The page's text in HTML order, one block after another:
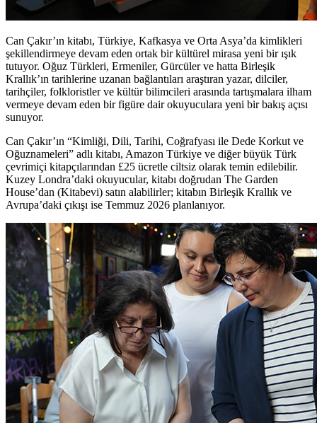
Can Çakır’ın kitabı, Türkiye, Kafkasya ve Orta Asya’da kimlikleri
şekillendirmeye devam eden ortak bir kültürel mirasa yeni bir ışık
tutuyor. Oğuz Türkleri, Ermeniler, Gürcüler ve hatta Birleşik
Krallık’ın tarihlerine uzanan bağlantıları araştıran yazar, dilciler,
tarihçiler, folkloristler ve kültür bilimcileri arasında tartışmalara ilham
vermeye devam eden bir figüre dair okuyuculara yeni bir bakış açısı
sunuyor.
Can Çakır’ın “Kimliği, Dili, Tarihi, Coğrafyası ile Dede Korkut ve
Oğuznameleri” adlı kitabı, Amazon Türkiye ve diğer büyük Türk
çevrimiçi kitapçılarından £25 ücretle ciltsiz olarak temin edilebilir.
Kuzey Londra’daki okuyucular, kitabı doğrudan The Garden
House’dan (Kitabevi) satın alabilirler; kitabın Birleşik Krallık ve
Avrupa’daki çıkışı ise Temmuz 2026 planlanıyor.